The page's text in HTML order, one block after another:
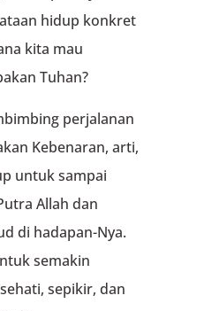
hidup konkret
kita mau
Tuhan?
perjalanan
Kebenaran, arti,
untuk sampai
Allah dan
di hadapan-Nya.
semakin
sepikir, dan